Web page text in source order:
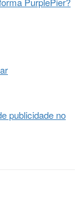
publicidade no